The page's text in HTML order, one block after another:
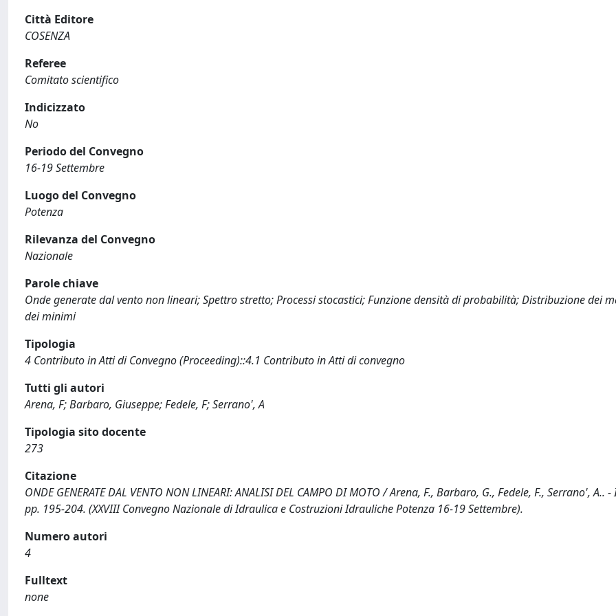
Città Editore
COSENZA
Referee
Comitato scientifico
Indicizzato
No
Periodo del Convegno
16-19 Settembre
Luogo del Convegno
Potenza
Rilevanza del Convegno
Nazionale
Parole chiave
Onde generate dal vento non lineari; Spettro stretto; Processi stocastici; Funzione densità di probabilità; Distribuzione dei
dei minimi
Tipologia
4 Contributo in Atti di Convegno (Proceeding)::4.1 Contributo in Atti di convegno
Tutti gli autori
Arena, F; Barbaro, Giuseppe; Fedele, F; Serrano', A
Tipologia sito docente
273
Citazione
ONDE GENERATE DAL VENTO NON LINEARI: ANALISI DEL CAMPO DI MOTO / Arena, F., Barbaro, G., Fedele, F., Serrano', A..
pp. 195-204. (XXVIII Convegno Nazionale di Idraulica e Costruzioni Idrauliche Potenza 16-19 Settembre).
Numero autori
4
Fulltext
none